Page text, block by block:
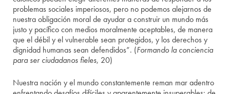
problemas sociales imperiosos, pero no podemos alejarnos de
nuestra obligación moral de ayudar a construir un mundo más
justo y pacífico con medios moralmente aceptables, de manera
que el débil y el vulnerable sean protegidos, y los derechos y
dignidad humanas sean defendidos”. (Formando la conciencia
para ser ciudadanos fieles, 20)
Nuestra nación y el mundo constantemente reman mar adentro